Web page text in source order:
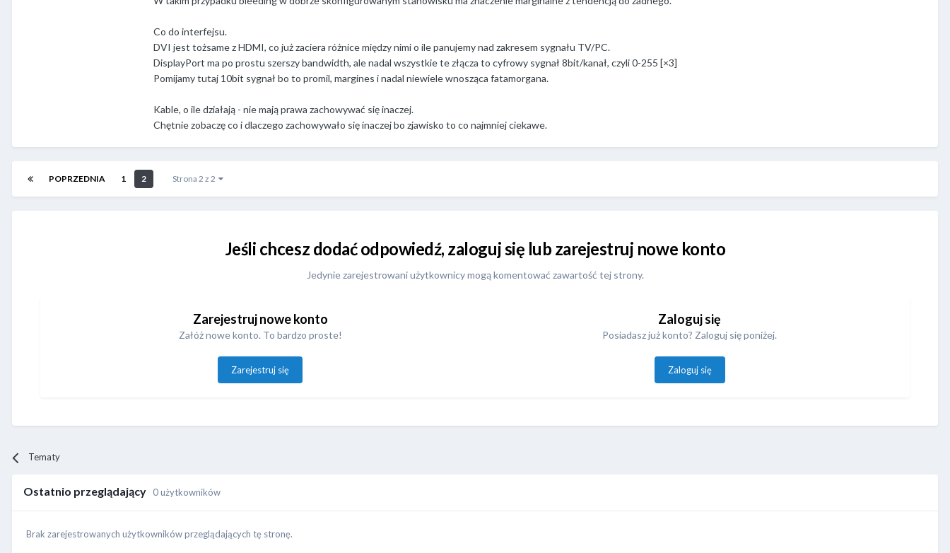
Co do interfejsu.
DVI jest tożsame z HDMI, co już zaciera różnice między nimi o ile panujemy nad zakresem sygnału TV/PC.
DisplayPort ma po prostu szerszy bandwidth, ale nadal wszystkie te złącza to cyfrowy sygnał 8bit/kanał, czyli 0-255 [×3]
Pomijamy tutaj 10bit sygnał bo to promil, margines i nadal niewiele wnosząca fatamorgana.
Kable, o ile działają - nie mają prawa zachowywać się inaczej.
Chętnie zobaczę co i dlaczego zachowywało się inaczej bo zjawisko to co najmniej ciekawe.
POPRZEDNIA 1 2 Strona 2 z 2
Jeśli chcesz dodać odpowiedź, zaloguj się lub zarejestruj nowe konto
Jedynie zarejestrowani użytkownicy mogą komentować zawartość tej strony.
Zarejestruj nowe konto
Załóż nowe konto. To bardzo proste!
Zarejestruj się
Zaloguj się
Posiadasz już konto? Zaloguj się poniżej.
Zaloguj się
Tematy
Ostatnio przeglądający 0 użytkowników
Brak zarejestrowanych użytkowników przeglądających tę stronę.